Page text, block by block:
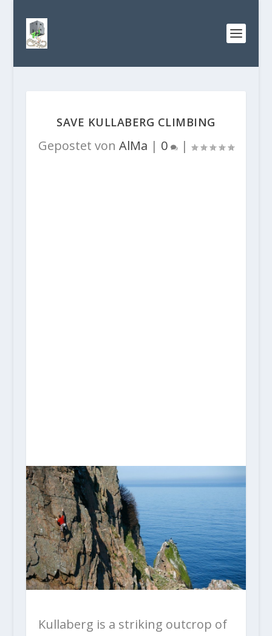
SAVE KULLABERG CLIMBING
Gepostet von AlMa | 0 |
Kullaberg is a striking outcrop of